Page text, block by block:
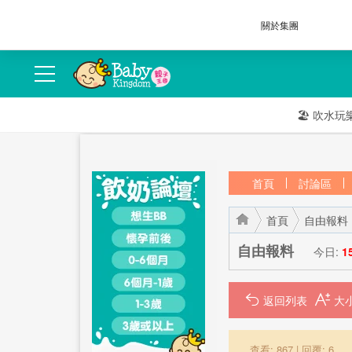
關於集團
🏖️ 吹水玩
首頁 討論區
首頁
›
自由報料
自由報料 今日:
返回列表